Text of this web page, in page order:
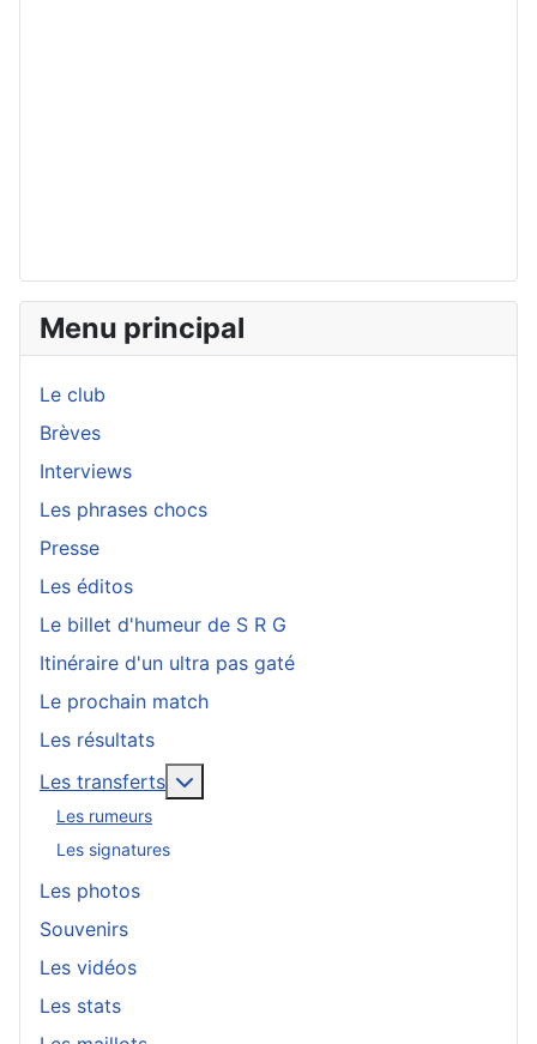
Menu principal
Le club
Brèves
Interviews
Les phrases chocs
Presse
Les éditos
Le billet d'humeur de S R G
Itinéraire d'un ultra pas gaté
Le prochain match
Les résultats
Les transferts
Les rumeurs
Les signatures
Les photos
Souvenirs
Les vidéos
Les stats